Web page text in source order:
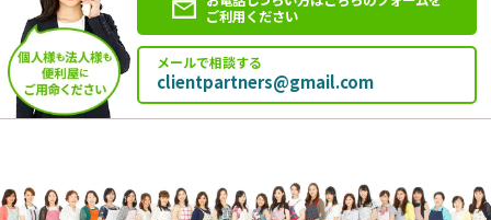
ご利用ください
メールで相談する
clientpartners@gmail.com